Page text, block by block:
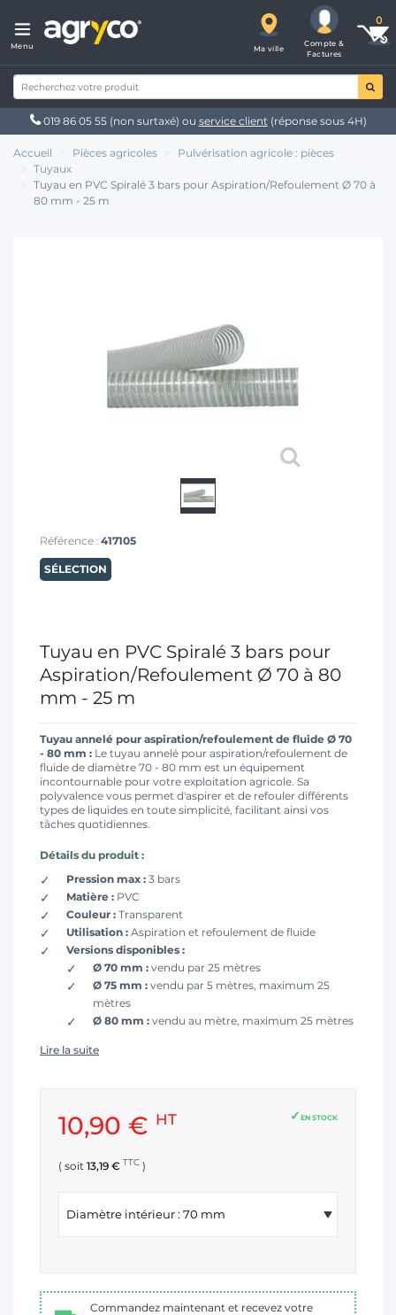
Menu Ma ville
Compte &
Factures
019 86 05 55 (non surtaxé) ou service client(réponse sous 4H)
Accueil Pièces agricoles
Pulvérisation agricole : pièces
Tuyaux
Tuyau en PVC Spiralé 3 bars pour Aspiration/Refoulement Ø 70 à
80 mm - 25 m
Référence : 417105
SÉLECTION
Tuyau en PVC Spiralé 3 bars pour
Aspiration/Refoulement Ø 70 à 80
mm - 25 m
Tuyau annelé pour aspiration/refoulement de fluide Ø 70
- 80 mm : Le tuyau annelé pour aspiration/refoulement de
fluide de diamètre 70 - 80 mm est un équipement
incontournable pour votre exploitation agricole. Sa
polyvalence vous permet d'aspirer et de refouler différents
types de liquides en toute simplicité, facilitant ainsi vos
tâches quotidiennes.
Détails du produit :
Pression max : 3 bars
Matière : PVC
Couleur : Transparent
Utilisation : Aspiration et refoulement de fluide
Versions disponibles :
Ø 70 mm : vendu par 25 mètres
Ø 75 mm : vendu par 5 mètres, maximum 25
mètres
Ø 80 mm : vendu au mètre, maximum 25 mètres
Lire la suite
EN STOCK
10,90 € HT
( soit 13,19 € TTC )
Commandez maintenant et recevez votre